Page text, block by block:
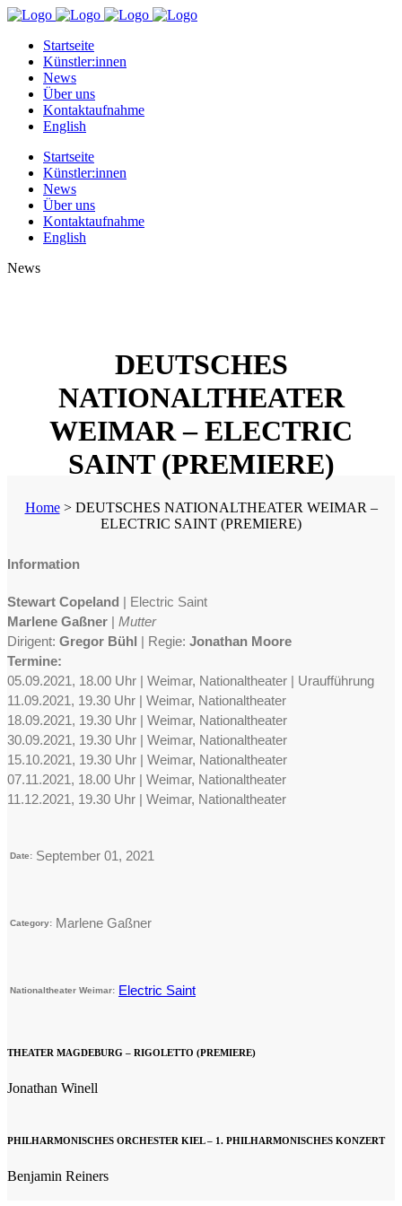
Startseite
Künstler:innen
News
Über uns
Kontaktaufnahme
English
Startseite
Künstler:innen
News
Über uns
Kontaktaufnahme
English
News
DEUTSCHES
NATIONALTHEATER
WEIMAR – ELECTRIC
SAINT (PREMIERE)
Home> DEUTSCHES NATIONALTHEATER WEIMAR –
ELECTRIC SAINT (PREMIERE)
Information
Stewart Copeland | Electric Saint
Marlene Gaßner | Mutter
Dirigent: Gregor Bühl | Regie: Jonathan Moore
Termine:
05.09.2021, 18.00 Uhr | Weimar, Nationaltheater | Uraufführung
11.09.2021, 19.30 Uhr | Weimar, Nationaltheater
18.09.2021, 19.30 Uhr | Weimar, Nationaltheater
30.09.2021, 19.30 Uhr | Weimar, Nationaltheater
15.10.2021, 19.30 Uhr | Weimar, Nationaltheater
07.11.2021, 18.00 Uhr | Weimar, Nationaltheater
11.12.2021, 19.30 Uhr | Weimar, Nationaltheater
Date: September 01, 2021
Category: Marlene Gaßner
Nationaltheater Weimar: Electric Saint
THEATER MAGDEBURG – RIGOLETTO (PREMIERE)
Jonathan Winell
PHILHARMONISCHES ORCHESTER KIEL – 1. PHILHARMONISCHES KONZERT
Benjamin Reiners